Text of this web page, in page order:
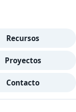
Recursos
Proyectos
Contacto